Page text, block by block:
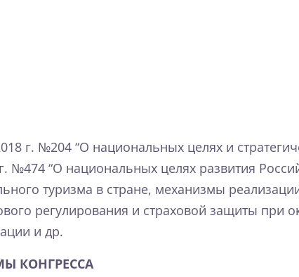
г. №204 “О национальных целях и
№474 “О национальных целях развития
туризма в стране, механизмы
регулирования и страховой защиты при
и др.
КОНГРЕССА